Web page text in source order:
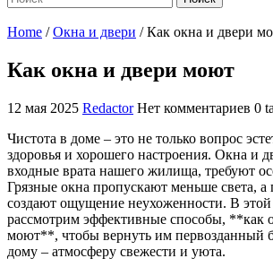
Home /Окна и двери /Как окна и двери
Как окна и двери моют
12 мая 2025 Redactor Нет комментариев 0
Чистота в доме – это не только вопрос
здоровья и хорошего настроения. Окна и
входные врата нашего жилища, требуют
Грязные окна пропускают меньше света,
создают ощущение неухоженности. В этой
рассмотрим эффективные способы, **как
моют**, чтобы вернуть им первозданный
дому – атмосферу свежести и уюта.